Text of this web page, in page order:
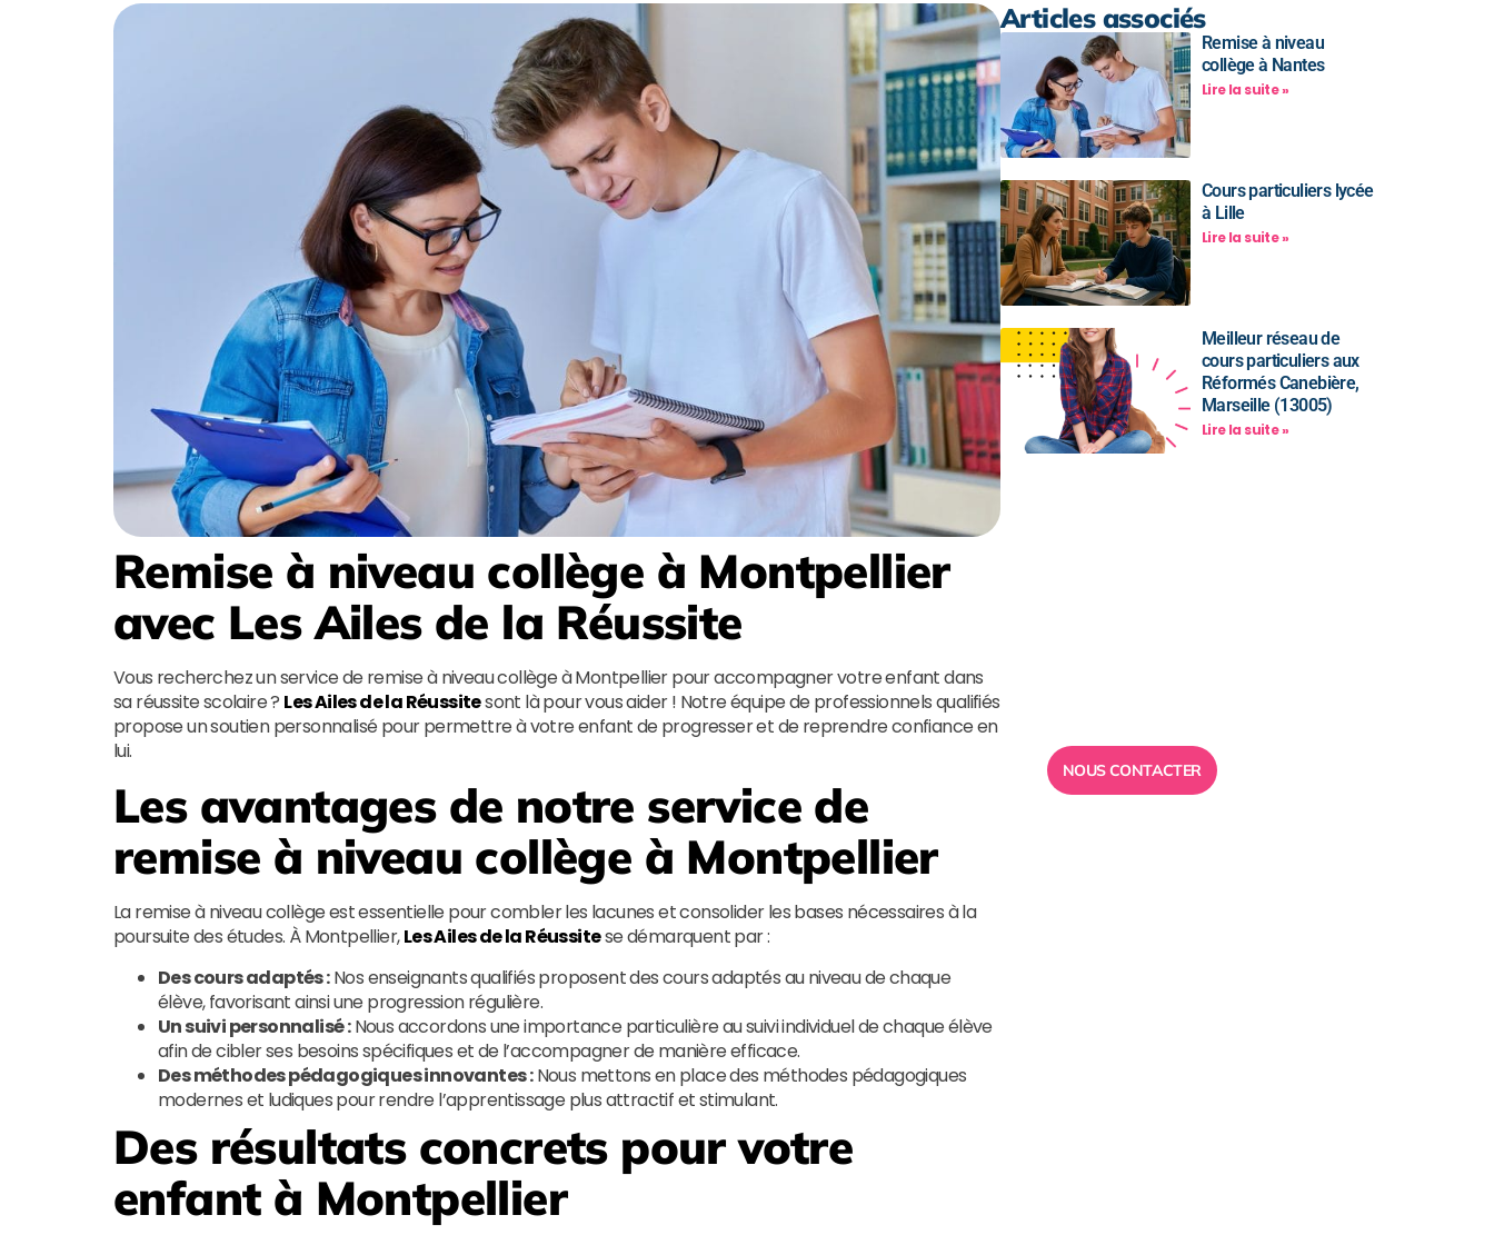
Remise à niveau collège à Montpellier
avec Les Ailes de la Réussite
Vous recherchez un service de remise à niveau collège à Montpellier pour accompagner votre enfant dans
sa réussite scolaire ? Les Ailes de la Réussitesont là pour vous aider ! Notre équipe de professionnels qualifiés
propose un soutien personnalisé pour permettre à votre enfant de progresser et de reprendre confiance en
lui.
Les avantages de notre service de
remise à niveau collège à Montpellier
La remise à niveau collège est essentielle pour combler les lacunes et consolider les bases nécessaires à la
poursuite des études. À Montpellier,Les Ailes de la Réussitese démarquent par :
Des cours adaptés :Nos enseignants qualifiés proposent des cours adaptés au niveau de chaque
élève, favorisant ainsi une progression régulière.
Un suivi personnalisé :Nous accordons une importance particulière au suivi individuel de chaque élève
afin de cibler ses besoins spécifiques et de l’accompagner de manière efficace.
Des méthodes pédagogiques innovantes :Nous mettons en place des méthodes pédagogiques
modernes et ludiques pour rendre l’apprentissage plus attractif et stimulant.
Des résultats concrets pour votre
enfant à Montpellier
Articles associés
Remise à niveau
collège à Nantes
Lire la suite »
Cours particuliers lycée
à Lille
Lire la suite »
Meilleur réseau de
cours particuliers aux
Réformés Canebière,
Marseille (13005)
Lire la suite »
NOUS CONTACTER